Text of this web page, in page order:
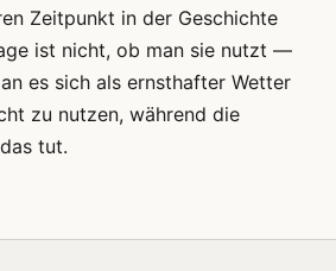
Zeitpunkt in der Geschichte
ist nicht, ob man sie nutzt —
es sich als ernsthafter Wetter
zu nutzen, während die
tut.